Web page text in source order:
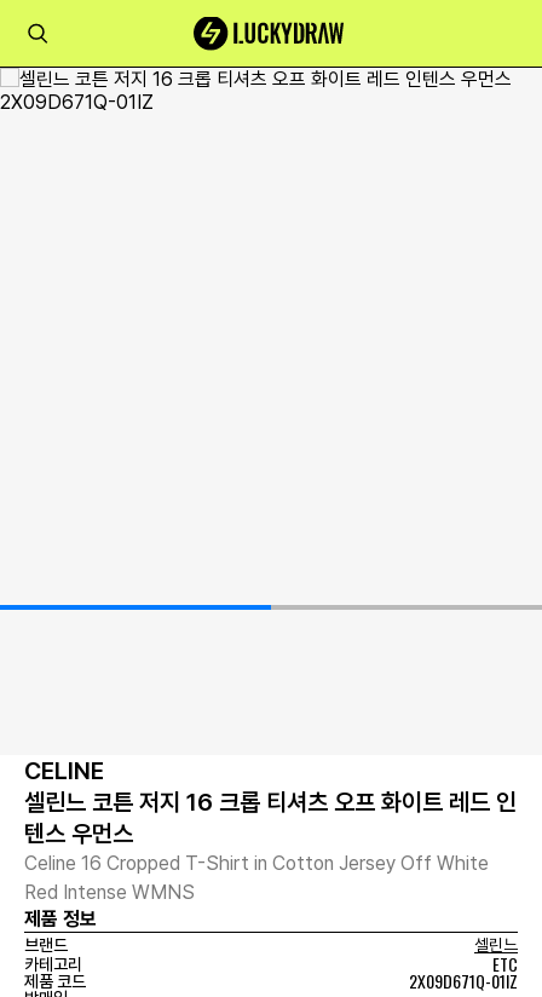
CELINE
셀린느 코튼 저지 16 크롭 티셔츠 오프 화이트 레드 인
텐스 우먼스
Celine 16 Cropped T-Shirt in Cotton Jersey Off White
Red Intense WMNS
제품 정보
브랜드
셀린느
카테고리
ETC
제품 코드 2X09D671Q-01IZ